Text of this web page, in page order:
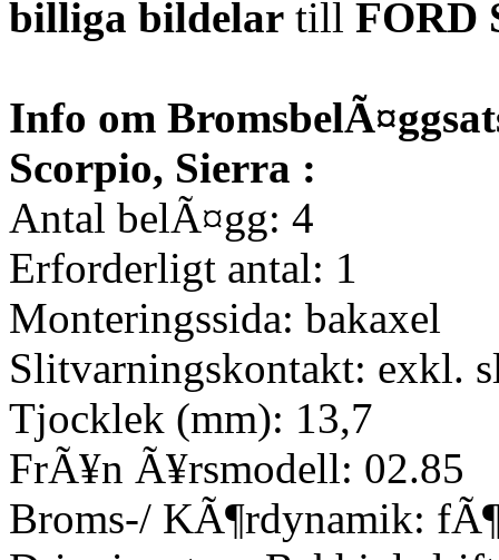
billiga bildelar till FORD
Info om
Scorpio, Sierra :
Antal belÃ¤gg: 4
Erforderligt antal: 1
Monteringssida: bakaxel
Slitvarningskontakt: exkl.
Tjocklek (mm): 13,7
FrÃ¥n Ã¥rsmodell: 02.85
Broms-/ KÃ¶rdynamik: